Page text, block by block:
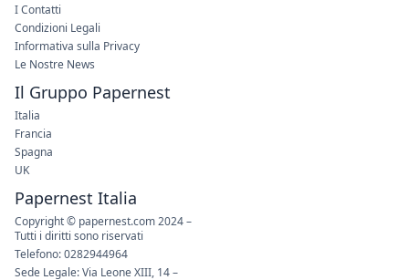
I Contatti
Condizioni Legali
Informativa sulla Privacy
Le Nostre News
Il Gruppo Papernest
Italia
Francia
Spagna
UK
Papernest Italia
Copyright © papernest.com 2024 –
Tutti i diritti sono riservati
Telefono: 0282944964
Sede Legale: Via Leone XIII, 14 –